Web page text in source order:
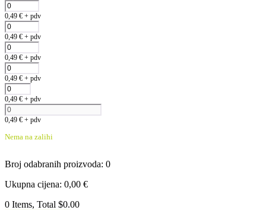
0,49 € + pdv
0,49 € + pdv
0,49 € + pdv
0,49 € + pdv
0,49 € + pdv
0,49 € + pdv
Nema na zalihi
Broj odabranih proizvoda: 0
Ukupna cijena: 0,00 €
0 Items, Total $0.00